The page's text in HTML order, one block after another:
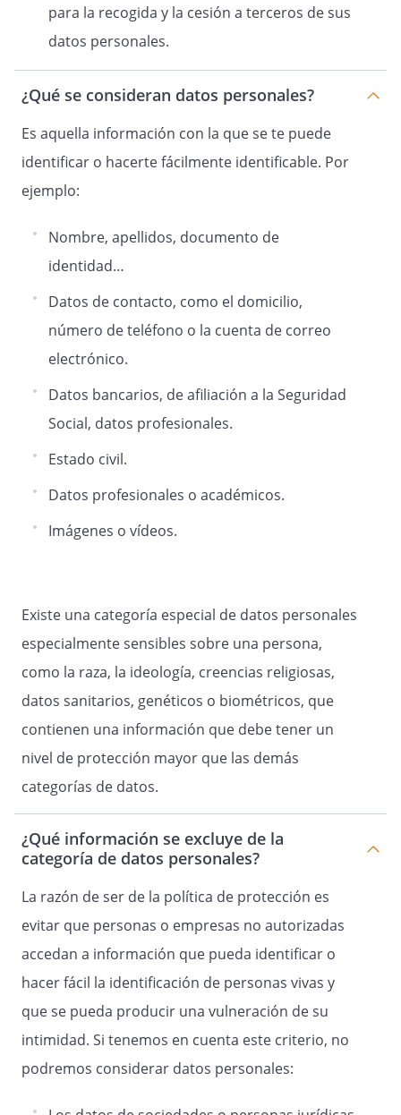
para la recogida y la cesión a terceros de sus
datos personales.
¿Qué se consideran datos personales?
Es aquella información con la que se te puede
identificar o hacerte fácilmente identificable. Por
ejemplo:
Nombre, apellidos, documento de
identidad…
Datos de contacto, como el domicilio,
número de teléfono o la cuenta de correo
electrónico.
Datos bancarios, de afiliación a la Seguridad
Social, datos profesionales.
Estado civil.
Datos profesionales o académicos.
Imágenes o vídeos.
Existe una categoría especial de datos personales
especialmente sensibles sobre una persona,
como la raza, la ideología, creencias religiosas,
datos sanitarios, genéticos o biométricos, que
contienen una información que debe tener un
nivel de protección mayor que las demás
categorías de datos.
¿Qué información se excluye de la
categoría de datos personales?
La razón de ser de la política de protección es
evitar que personas o empresas no autorizadas
accedan a información que pueda identificar o
hacer fácil la identificación de personas vivas y
que se pueda producir una vulneración de su
intimidad. Si tenemos en cuenta este criterio, no
podremos considerar datos personales: